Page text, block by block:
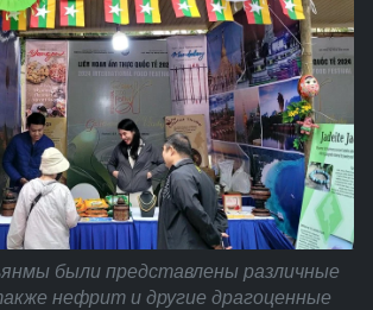
были представлены различные
нефрит и другие драгоценные